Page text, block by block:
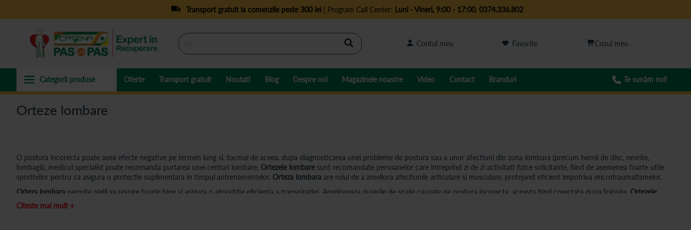
Transport gratuit la comenzile peste 300 lei| Program Call Center: Luni - Vineri, 9:00 - 17:00, 0374.336.802
Cautare Contul meu Favorite
Oferte Transport gratuit Noutati Blog Despre noi Magazinele noastre Video Contact Branduri Te sunăm noi!
Orteze lombare
O postura incorecta poate avea efecte negative pe termen lung si, tocmai de aceea, dupa diagnosticarea unei probleme de postura sau a unor afectiuni din zona lombara (precum hernii de disc, nevrite,
lombagii), medicul specialist poate recomanda purtarea unei centuri lombare. Ortezele lombare sunt recomandate persoanelor care intreprind zi de zi activitati fizice solicitante, fiind de asemenea foarte utile
sportivilor pentru ca asigura o protectie suplimentara in timpul antrenamentelor. Orteza lombara are rolul de a ameliora afectiunile articulare si musculare, protejand eficient impotriva microtraumatismelor.
Orteza lombara permite pielii sa respire foarte bine si asigura o absorbtie eficienta a transpiratiei. Amelioreaza durerile de spate cauzate de postura incorecta, aceasta fiind corectata dupa folosire. Ortezele
lombaresunt dispozitive ortopedice, extrem de utile in perioada de recuperare de dupa o interventie chirurgicala. Datorita functiilor de reglare, aceste centuri se aseaza bine pe orice pacient, fiind usoare si
Citeste mai mult +